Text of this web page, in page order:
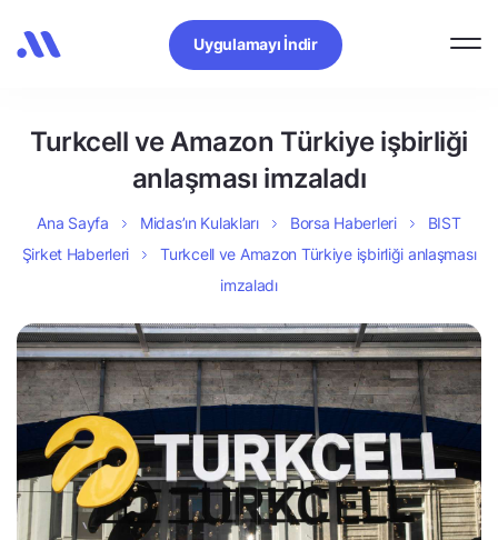
Uygulamayı İndir
Turkcell ve Amazon Türkiye işbirliği
anlaşması imzaladı
Ana Sayfa Midas’ın Kulakları Borsa Haberleri
BIST
Şirket Haberleri
Turkcell ve Amazon Türkiye işbirliği anlaşması
imzaladı